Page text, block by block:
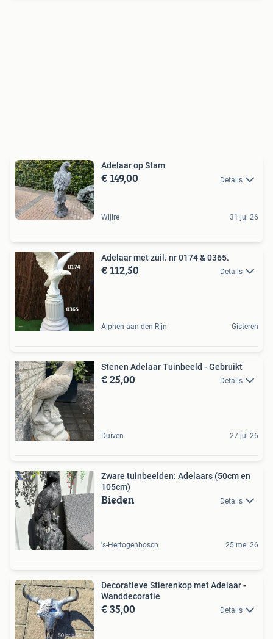
Adelaar op Stam
€ 149,00 Details
Wijlre 31 jul 26
Adelaar met zuil. nr 0174 & 0365.
€ 112,50 Details
Alphen aan den Rijn Gisteren
Stenen Adelaar Tuinbeeld - Gebruikt
€ 25,00 Details
Duiven 27 jul 26
Zware tuinbeelden: Adelaars (50cm en
105cm)
Bieden Details
's-Hertogenbosch 25 mei 26
Decoratieve Stierenkop met Adelaar -
Wanddecoratie
€ 35,00 Details